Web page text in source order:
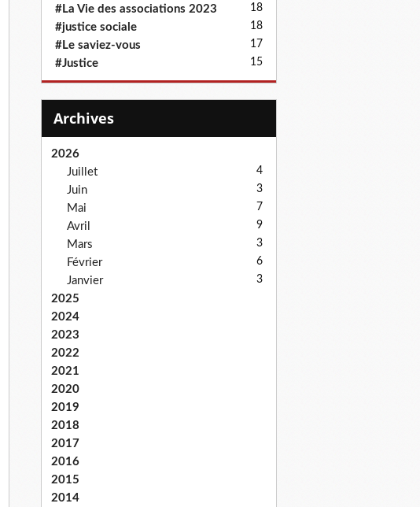
#La Vie des associations 2023 18
#justice sociale 18
#Le saviez-vous 17
#Justice 15
Archives
2026
Juillet
4
Juin 3
Mai 7
Avril 9
Mars 3
Février 6
Janvier 3
2025
2024
2023
2022
2021
2020
2019
2018
2017
2016
2015
2014